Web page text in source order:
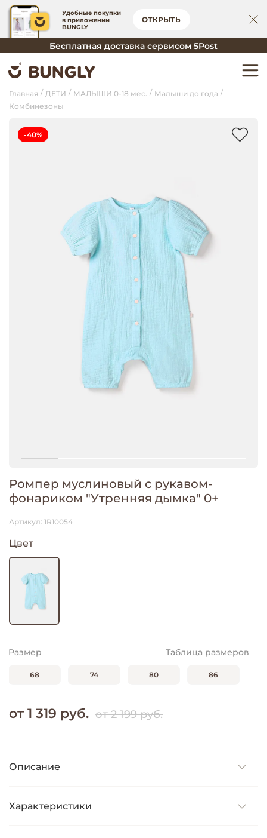
Удобные покупки
в приложении
BUNGLY
ОТКРЫТЬ
Бесплатная доставка сервисом 5Post
Главная ДЕТИ МАЛЫШИ 0-18 мес.
Малыши до года
Комбинезоны
-40%
Ромпер муслиновый с рукавом-
фонариком "Утренняя дымка" 0+
Артикул: 1R10054
Цвет
Таблица размеров
Размер
68 74 80 86
от 1 319 руб. от 2 199 руб.
Описание
Характеристики